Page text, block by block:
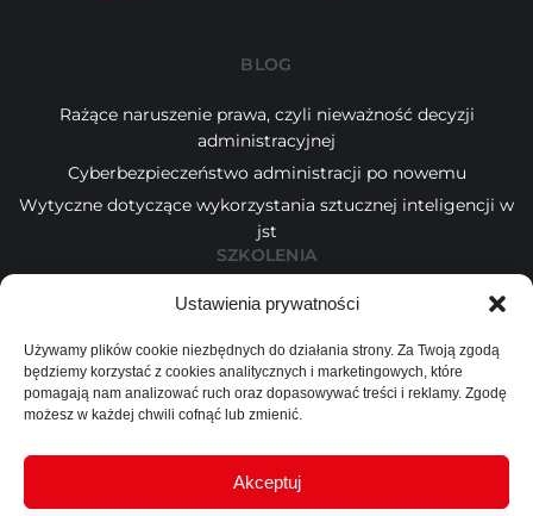
Ustawienia prywatności
Używamy plików cookie niezbędnych do działania strony. Za Twoją zgodą
będziemy korzystać z cookies analitycznych i marketingowych, które
pomagają nam analizować ruch oraz dopasowywać treści i reklamy. Zgodę
możesz w każdej chwili cofnąć lub zmienić.
Akceptuj
BLOG
Rażące naruszenie prawa, czyli nieważność decyzji
administracyjnej
Cyberbezpieczeństwo administracji po nowemu
Wytyczne dotyczące wykorzystania sztucznej inteligencji w
jst
SZKOLENIA
Kalendarz
Wykładowcy
INFORMACJE
O nas
Kontakt